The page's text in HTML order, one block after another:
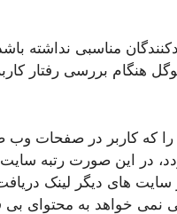
مناسبی نداشته
هنگام بررسی رفتار
را که کاربر در صفحات
در این صورت رتبه
های دیگر لینک
نمی خواهد به محتوای بی